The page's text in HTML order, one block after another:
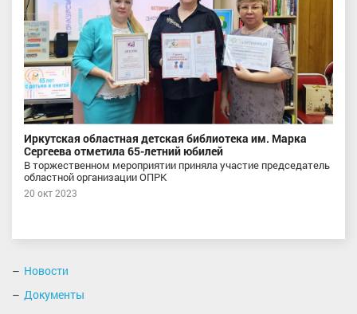
Иркутская областная детская библиотека им. Марка
Сергеева отметила 65-летний юбилей
В торжественном мероприятии приняла участие председатель
областной организации ОПРК
20 окт 2023
Новости
Документы